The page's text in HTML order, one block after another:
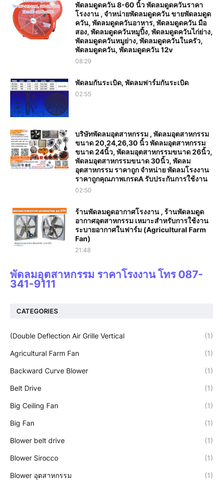
พัดลมดูดควัน 8-60 นิ้ว พัดลมดูดควันราคา
โรงงาน , จำหน่ายพัดลมดูดควัน ขายพัดลมดูด
ควัน, พัดลมดูดควันอาหาร, พัดลมดูดควัน มือ
สอง, พัดลมดูดควันหมูปิ้ง, พัดลมดูดควันไก่ย่าง,
พัดลมดูดควันหมูย่าง, พัดลมดูดควันในครัว,
พัดลมดูดควัน, พัดลมดูดควัน 12v
08:29
พัดลมกันระเบิด, พัดลมฟาร์มกันระเบิด
02:55
บริษัทพัดลมอุตสาหกรรม , พัดลมอุตสาหกรรม
ขนาด 20,24,26,30 นิ้ว พัดลมอุตสาหกรรม
ขนาด 24นิ้ว, พัดลมอุตสาหกรรมขนาด 26นิ้ว,
พัดลมอุตสาหกรรมขนาด 30นิ้ว, พัดลม
อุตสาหกรรม ราคาถูก จำหน่าย พัดลมโรงงาน
ราคาถูกคุณภาพเกรดA รับประกันการใช้งาน‎
02:50
ร้านพัดลมดูดอากาศโรงงาน , ร้านพัดลมดูด
อากาศอุตสาหกรรม เหมาะสำหรับการใช้งาน
ระบายอากาศในฟาร์ม (Agricultural Farm
Fan)
21:48
พัดลมอุตสาหกรรม ราคาโรงงาน โทร 087-
341-9111
CATEGORIES
(Double Deflection Air Grille Vertical (1)
Agricultural Farm Fan (1)
Backward Curve Blower (1)
Belt Drive (1)
Big Ceiling Fan (1)
Big Fan (1)
Blower belt drive (1)
Blower Sirocco (1)
Blower อุตสาหกรรม (1)